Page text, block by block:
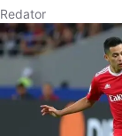
Redator